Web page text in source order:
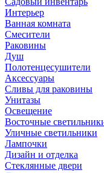
Интерьер
Ванная комната
Смесители
Раковины
Душ
Полотенцесушители
Аксессуары
Сливы для раковины
Унитазы
Освещение
Восточные
Уличные светильники
Лампочки
Дизайн и отделка
Стеклянные двери